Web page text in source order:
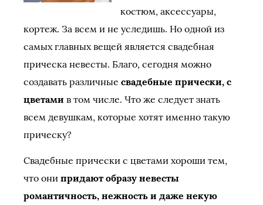
костюм, аксессуары,
кортеж. За всем и не уследишь. Но одной из
самых главных вещей является свадебная
прическа невесты. Благо, сегодня можно
создавать различные свадебные прически, с
цветами в том числе. Что же следует знать
всем девушкам, которые хотят именно такую
прическу?
Свадебные прически с цветами хороши тем,
что они придают образу невесты
романтичность, нежность и даже некую